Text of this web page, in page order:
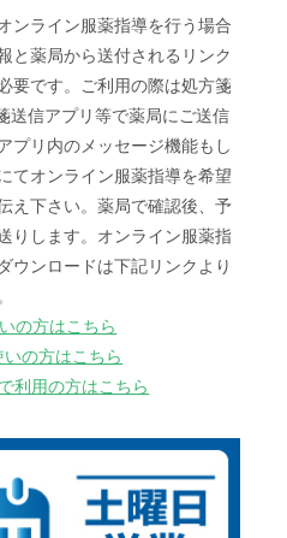
ンライン服薬指導を行う場合
と薬局から送付されるリンク
要です。ご利用の際は処方箋
送信アプリ等で薬局にご送信
プリ内のメッセージ機能もし
てオンライン服薬指導を希望
え下さい。薬局で確認後、予
りします。オンライン服薬指
ウンロードは下記リンクより
の方はこちら
の方はこちら
利用の方はこちら